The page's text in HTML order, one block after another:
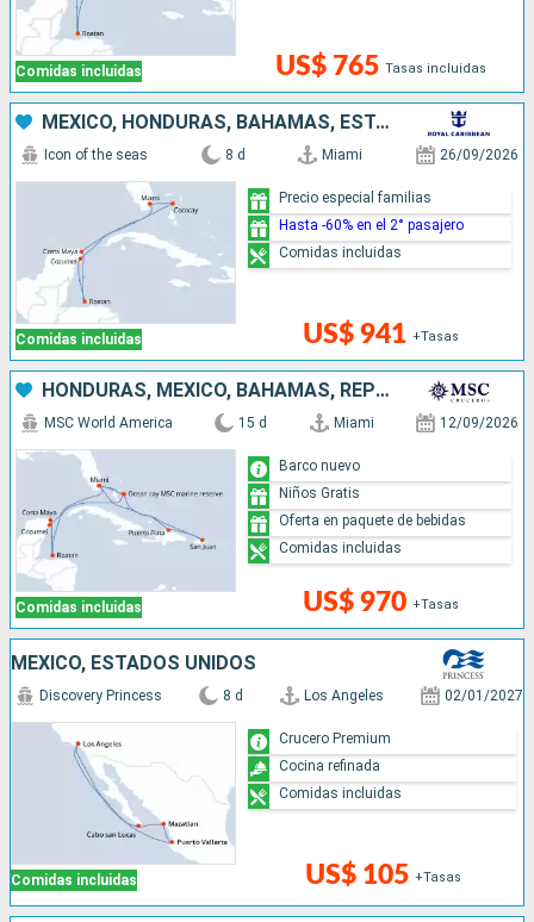
Comidas incluidas US$ 765 Tasas incluidas
MÉXICO, HONDURAS, BAHAMAS, ESTADOS UNIDOS
Comidas incluidas
Icon of the seas 8 d Miami 26/09/2026
US$ 941 +Tasas
Precio especial familias
Hasta -60% en el 2° pasajero
Comidas incluidas
HONDURAS, MÉXICO, BAHAMAS, REPÚBLICA DOMINICANA, PUERTO RICO, ESTADOS UNIDOS
Comidas incluidas
MSC World America 15 d Miami 12/09/2026
US$ 970 +Tasas
Barco nuevo
Niños Gratis
Oferta en paquete de bebidas
Comidas incluidas
MÉXICO, ESTADOS UNIDOS
Comidas incluidas
Discovery Princess 8 d Los Angeles 02/01/2027
US$ 105 +Tasas
Crucero Premium
Cocina refinada
Comidas incluidas